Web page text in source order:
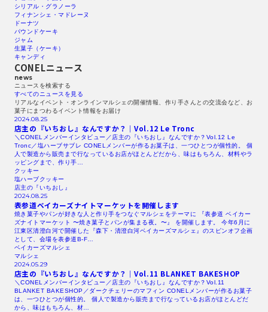
シリアル・グラノーラ
フィナンシェ・マドレーヌ
ドーナツ
パウンドケーキ
ジャム
生菓子（ケーキ）
キャンディ
CONELニュース
news
ニュースを検索する​
すべてのニュースを見る​
リアルなイベント・オンラインマルシェの開催情報、作り手さんとの交流会など、お
菓子にまつわるイベント情報をお届け
2024.08.25
店主の『いちおし』なんですか？｜Vol.12 Le Tronc
＼CONELメンバーインタビュー／店主の『いちおし』なんですか？Vol.12 Le
Tronc／塩ハーブサブレ CONELメンバーが作るお菓子は、一つひとつが個性的。 個
人で製造から販売まで行なっているお店がほとんどだから、味はもちろん、材料やラ
ッピングまで、作り手…
クッキー
塩ハーブクッキー
店主の『いちおし』
2024.08.25
表参道ベイカーズナイトマーケットを開催します
焼き菓子やパンが好きな人と作り手をつなぐマルシェをテーマに 『表参道 ベイカー
ズナイトマーケット 〜焼き菓子とパンが集まる夜。〜』 を開催します。 今年6月に
江東区清澄白河で開催した『森下・清澄白河ベイカーズマルシェ』のスピンオフ企画
として、会場を表参道B-F…
ベイカーズマルシェ
マルシェ
2024.05.29
店主の『いちおし』なんですか？｜Vol.11 BLANKET BAKESHOP
＼CONELメンバーインタビュー／店主の『いちおし』なんですか？Vol.11
BLANKET BAKESHOP／ダークチェリーのマフィン CONELメンバーが作るお菓子
は、一つひとつが個性的。 個人で製造から販売まで行なっているお店がほとんどだ
から、味はもちろん、材…